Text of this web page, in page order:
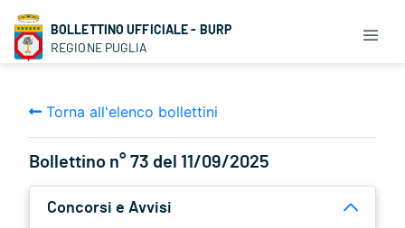
BOLLETTINO UFFICIALE - BURP
REGIONE PUGLIA
Torna all'elenco bollettini
Bollettino n° 73 del 11/09/2025
Concorsi e Avvisi